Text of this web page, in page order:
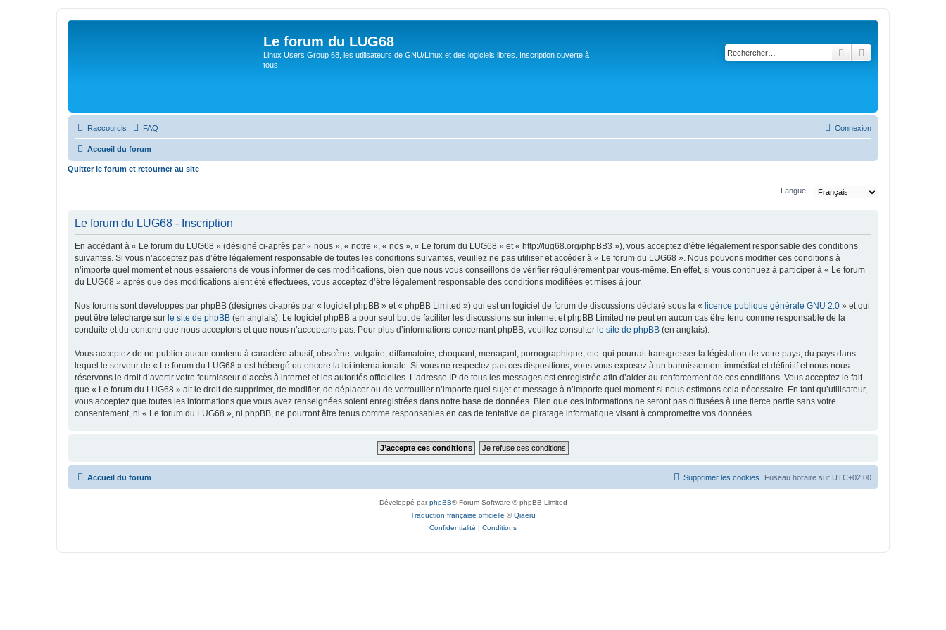
Le forum du LUG68
Linux Users Group 68, les utilisateurs de GNU/Linux et des logiciels libres. Inscription ouverte à
tous.
Rechercher
Raccourcis FAQ Connexion
Accueil du forum
Quitter le forum et retourner au site
Langue :
Le forum du LUG68 - Inscription
En accédant à « Le forum du LUG68 » (désigné ci-après par « nous », « notre », « nos », « Le forum du LUG68 » et « http://lug68.org/phpBB3 »), vous acceptez d’être légalement responsable des conditions
suivantes. Si vous n’acceptez pas d’être légalement responsable de toutes les conditions suivantes, veuillez ne pas utiliser et accéder à « Le forum du LUG68 ». Nous pouvons modifier ces conditions à
n’importe quel moment et nous essaierons de vous informer de ces modifications, bien que nous vous conseillons de vérifier régulièrement par vous-même. En effet, si vous continuez à participer à « Le forum
du LUG68 » après que des modifications aient été effectuées, vous acceptez d’être légalement responsable des conditions modifiées et mises à jour.
Nos forums sont développés par phpBB (désignés ci-après par « logiciel phpBB » et « phpBB Limited ») qui est un logiciel de forum de discussions déclaré sous la « licence publique générale GNU 2.0 » et qui
peut être téléchargé sur le site de phpBB (en anglais). Le logiciel phpBB a pour seul but de faciliter les discussions sur internet et phpBB Limited ne peut en aucun cas être tenu comme responsable de la
conduite et du contenu que nous acceptons et que nous n’acceptons pas. Pour plus d’informations concernant phpBB, veuillez consulter le site de phpBB (en anglais).
Vous acceptez de ne publier aucun contenu à caractère abusif, obscène, vulgaire, diffamatoire, choquant, menaçant, pornographique, etc. qui pourrait transgresser la législation de votre pays, du pays dans
lequel le serveur de « Le forum du LUG68 » est hébergé ou encore la loi internationale. Si vous ne respectez pas ces dispositions, vous vous exposez à un bannissement immédiat et définitif et nous nous
réservons le droit d’avertir votre fournisseur d’accès à internet et les autorités officielles. L’adresse IP de tous les messages est enregistrée afin d’aider au renforcement de ces conditions. Vous acceptez le fait
que « Le forum du LUG68 » ait le droit de supprimer, de modifier, de déplacer ou de verrouiller n’importe quel sujet et message à n’importe quel moment si nous estimons cela nécessaire. En tant qu’utilisateur,
vous acceptez que toutes les informations que vous avez renseignées soient enregistrées dans notre base de données. Bien que ces informations ne seront pas diffusées à une tierce partie sans votre
consentement, ni « Le forum du LUG68 », ni phpBB, ne pourront être tenus comme responsables en cas de tentative de piratage informatique visant à compromettre vos données.
Accueil du forum Fuseau horaire sur UTC+02:00
Supprimer les cookies
Développé parphpBB® Forum Software © phpBB Limited
Traduction française officielle ©Qiaeru
Confidentialité | Conditions